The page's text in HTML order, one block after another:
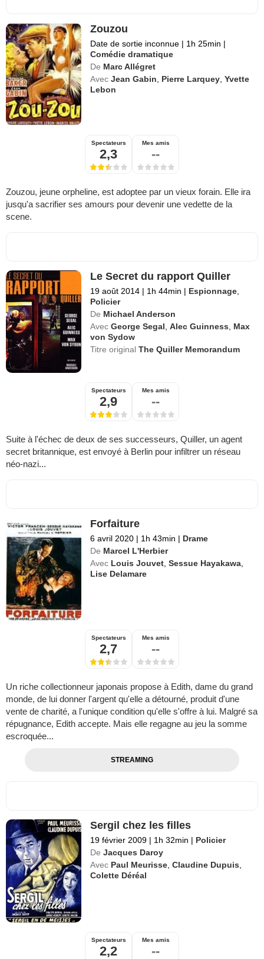
Zouzou
Date de sortie inconnue | 1h 25min |
Comédie dramatique
De Marc Allégret
Avec Jean Gabin Pierre Larquey ,Yvette
Lebon
Spectateurs
2,3
Mes amis
--
Zouzou, jeune orpheline, est adoptee par un vieux forain. Elle ira
jusqu'a sacrifier ses amours pour devenir une vedette de la
scene.
Le Secret du rapport Quiller
19 août 2014 | 1h 44min | Espionnage,
Policier
De Michael Anderson
Avec George Segal,Alec Guinness, Max
von Sydow
Titre originalThe Quiller Memorandum
Spectateurs
2,9
Mes amis
--
Suite à l'échec de deux de ses successeurs, Quiller, un agent
secret britannique, est envoyé à Berlin pour infiltrer un réseau
néo-nazi...
Forfaiture
6 avril 2020 | 1h 43min | Drame
De Marcel L'Herbier
Avec Louis Jouvet,Sessue Hayakawa,
Lise Delamare
Spectateurs
2,7
Mes amis
--
Un riche collectionneur japonais propose à Edith, dame du grand
monde, de lui donner l'argent qu'elle a détourné, produit d'une
vente de charité, a l'unique condition qu'elle s'offre à lui. Malgré sa
répugnance, Edith accepte. Mais elle regagne au jeu la somme
escroquée...
STREAMING
Sergil chez les filles
19 février 2009 | 1h 32min | Policier
De Jacques Daroy
Avec Paul Meurisse,Claudine Dupuis,
Colette Déréal
Spectateurs
2,2
Mes amis
--